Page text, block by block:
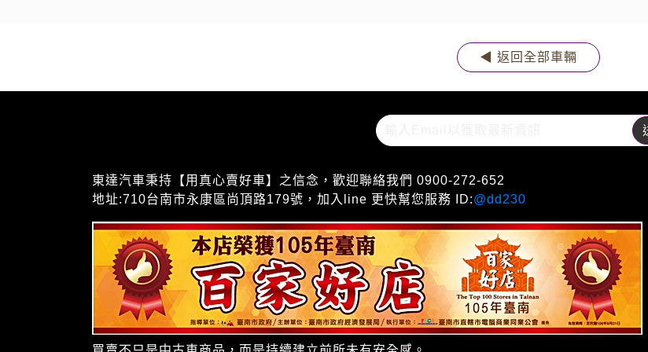
◀ 返回全部車輛
東達汽車秉持【用真心賣好車】之信念，歡迎聯絡我們 0900-272-652
地址:710台南市永康區尚頂路179號，加入line 更快幫您服務 ID:@dd230